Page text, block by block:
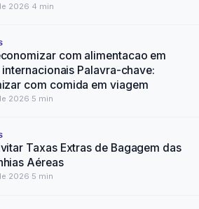
2026 4 min
com alimentacao em
Palavra-chave:
com comida em viagem
2026 5 min
Taxas Extras de Bagagem das
Aéreas
2026 5 min